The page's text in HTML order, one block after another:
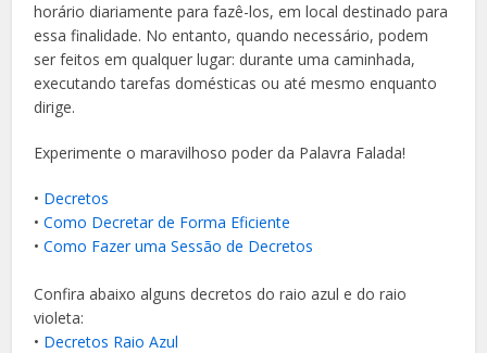
horário diariamente para fazê-los, em local destinado para
essa finalidade. No entanto, quando necessário, podem
ser feitos em qualquer lugar: durante uma caminhada,
executando tarefas domésticas ou até mesmo enquanto
dirige.
Experimente o maravilhoso poder da Palavra Falada!
• Decretos
•Como Decretar de Forma Eficiente
•Como Fazer uma Sessão de Decretos
Confira abaixo alguns decretos do raio azul e do raio
violeta:
• Decretos Raio Azul